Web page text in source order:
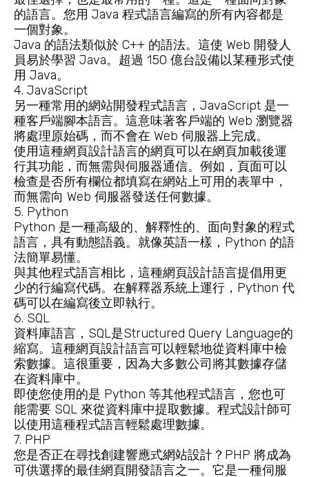
的語言。您用 Java 程式語言編寫的所有內容都是
一個對象。
Java 的語法類似於 C++ 的語法。這使 Web 開發人
員易於學習 Java。超過 150 億台設備以某種形式使
用 Java。
4. JavaScript
另一種常用的網站開發程式語言，JavaScript 是一
種客戶端腳本語言。這意味著客戶端的 Web 瀏覽器
將處理原始碼，而不會在 Web 伺服器上完成。
使用這種網頁設計語言的網頁可以在網頁加載後運
行其功能，而無需與伺服器通信。例如，頁面可以
檢查是否所有欄位都填寫在網站上可用的表單中，
而無需向 Web 伺服器發送任何數據。
5. Python
Python 是一種高級的、解釋性的、面向對象的程式
語言，具有動態語義。就像英語一樣，Python 的語
法簡單易懂。
與其他程式語言相比，這種網頁設計語言提倡用更
少的行編寫代碼。在解釋器系統上運行，Python 代
碼可以在編寫後立即執行。
6. SQL
資料庫語言，SQL是Structured Query Language的
縮寫。這種網頁設計語言可以輕鬆地從資料庫中檢
索數據。這很重要，因為大多數公司將其數據存儲
在資料庫中。
即使您使用的是 Python 等其他程式語言，您也可
能需要 SQL 來從資料庫中提取數據。程式設計師可
以使用這種程式語言輕鬆處理數據。
7. PHP
您是否正在尋找創建響應式網站設計 ？PHP 將成為
可供選擇的最佳網頁開發語言之一。它是一種伺服